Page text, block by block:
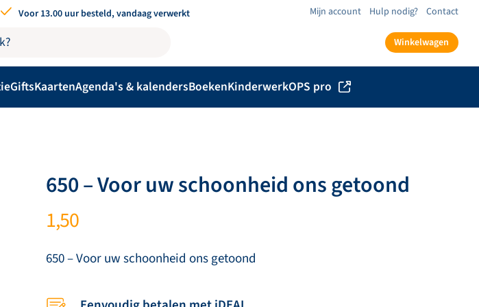
Voor 13.00 uur besteld, vandaag verwerkt Mijn account Hulp nodig? Contact
Winkelwagen
GiftsKaartenAgenda's & kalendersBoekenKinderwerkOPS pro
650 – Voor uw schoonheid ons getoond
1,50
650 – Voor uw schoonheid ons getoond